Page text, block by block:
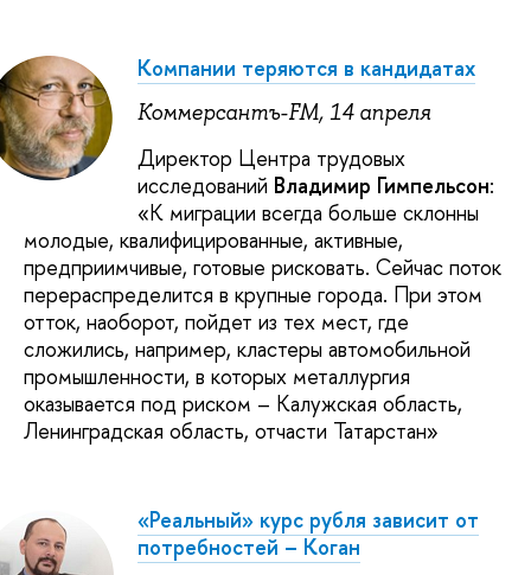
Компании теряются в кандидатах
Коммерсантъ-FM, 14 апреля
Директор Центра трудовых
исследований Владимир Гимпельсон:
«К миграции всегда больше склонны
молодые, квалифицированные, активные,
предприимчивые, готовые рисковать. Сейчас поток
перераспределится в крупные города. При этом
отток, наоборот, пойдет из тех мест, где
сложились, например, кластеры автомобильной
промышленности, в которых металлургия
оказывается под риском – Калужская область,
Ленинградская область, отчасти Татарстан»
«Реальный» курс рубля зависит от
потребностей – Коган